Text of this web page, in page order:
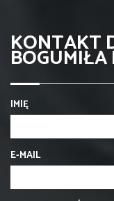
KONTAKT
IMIĘ
E-MAIL